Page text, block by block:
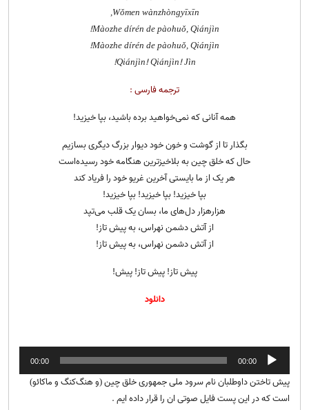
Wǒmen wànzhòngyīxīn,
Màozhe dírén de pàohuǒ, Qiánjìn!
Màozhe dírén de pàohuǒ, Qiánjìn!
Qiánjìn! Qiánjìn! Jìn!
ترجمه فارسی :
همه آنانی که نمی‌خواهید برده باشید، بپا خیزید!
بگذار تا از گوشت و خون خود دیوار بزرگ دیگری بسازیم
حال که خلق چین به بلاخیزترین هنگامه خود رسیده‌است
هر یک از ما بایستی آخرین غریو خود را فریاد کند
بپا خیزید! بپا خیزید! بپا خیزید!
هزارهزار دل‌های ما، بسان یک قلب می‌تپد
از آتش دشمن نهراس، به پیش تاز!
از آتش دشمن نهراس، به پیش تاز!
پیش تاز! پیش تاز! پیش!
دانلود
پخش‌کننده
صوت
00:00
00:00
پیش‌ تاختن داوطلبان نام سرود ملی جمهوری خلق چین (و هنگ‌کنگ و ماکائو)
است که در این پست فایل صوتی ان را قرار داده ایم .